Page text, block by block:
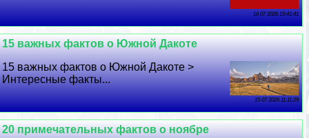
16 07 2026 15:41:41
15 важных фактов о Южной Дакоте
15 важных фактов о Южной Дакоте >
Интересные факты...
15 07 2026 11:11:29
20 примечательных фактов о ноябре